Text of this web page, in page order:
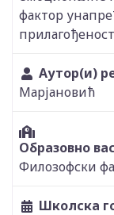
фактор
Аутор(и)
Марјановић
Образовно
Филозофски
Школска